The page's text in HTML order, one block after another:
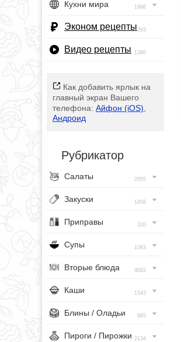
Кухни мира 1968
Эконом рецепты393
Видео рецепты 1396
Как добавить ярлык на
главный экран Вашего
телефона: Айфон (iOS)
Андроид
Рубрикатор
Салаты 2955
Закуски 1456
Приправы 320
Супы 1083
Вторые блюда 4682
Каши 1543
Блины / Оладьи 965
Пироги / Пирожки 2134